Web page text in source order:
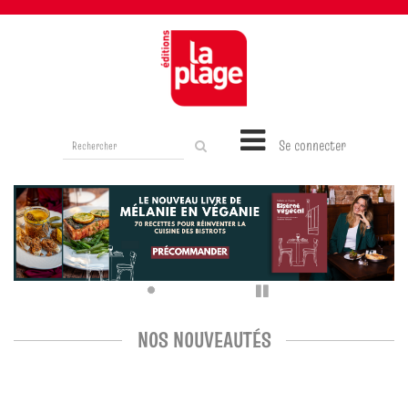
site
Se connecter
NOS NOUVEAUTÉS